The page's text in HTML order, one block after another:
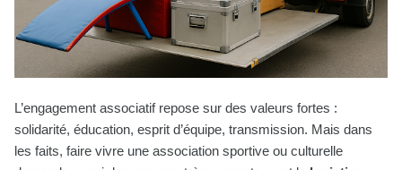
L’engagement associatif repose sur des valeurs fortes :
solidarité, éducation, esprit d’équipe, transmission. Mais dans
les faits, faire vivre une association sportive ou culturelle